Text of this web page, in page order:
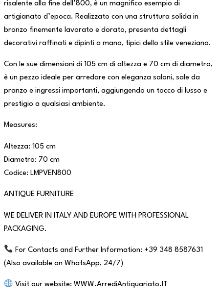
risalente alla fine dell’800, è un magnifico esempio di
artigianato d’epoca. Realizzato con una struttura solida in
bronzo finemente lavorato e dorato, presenta dettagli
decorativi raffinati e dipinti a mano, tipici dello stile veneziano.
Con le sue dimensioni di 105 cm di altezza e 70 cm di diametro,
è un pezzo ideale per arredare con eleganza saloni, sale da
pranzo e ingressi importanti, aggiungendo un tocco di lusso e
prestigio a qualsiasi ambiente.
Measures:
Altezza: 105 cm
Diametro: 70 cm
Codice: LMPVEN800
ANTIQUE FURNITURE
WE DELIVER IN ITALY AND EUROPE WITH PROFESSIONAL
PACKAGING.
For Contacts and Further Information: +39 348 8587631
(Also available on WhatsApp, 24/7)
Visit our website: WWW.ArrediAntiquariato.IT